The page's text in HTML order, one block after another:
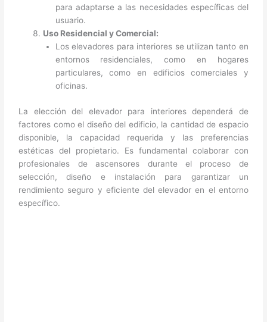
para adaptarse a las necesidades específicas del
usuario.
Uso Residencial y Comercial:
Los elevadores para interiores se utilizan tanto en
entornos residenciales, como en hogares
particulares, como en edificios comerciales y
oficinas.
La elección del elevador para interiores dependerá de
factores como el diseño del edificio, la cantidad de espacio
disponible, la capacidad requerida y las preferencias
estéticas del propietario. Es fundamental colaborar con
profesionales de ascensores durante el proceso de
selección, diseño e instalación para garantizar un
rendimiento seguro y eficiente del elevador en el entorno
específico.